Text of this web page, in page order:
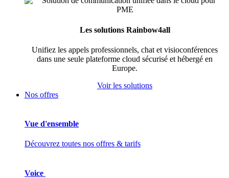
Les solutions Rainbow4all
Unifiez les appels professionnels, chat et visioconférences
dans une seule plateforme cloud sécurisé et hébergé en
Europe.
Voir les solutions
Nos offres
Vue d'ensemble
Découvrez toutes nos offres & tarifs
Voice